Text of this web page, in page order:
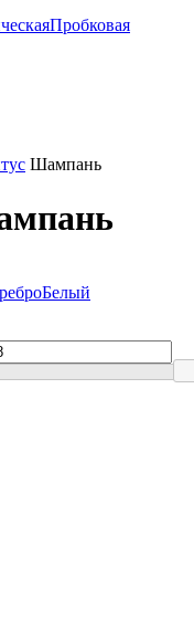
Пробковая
Шампань
Белый